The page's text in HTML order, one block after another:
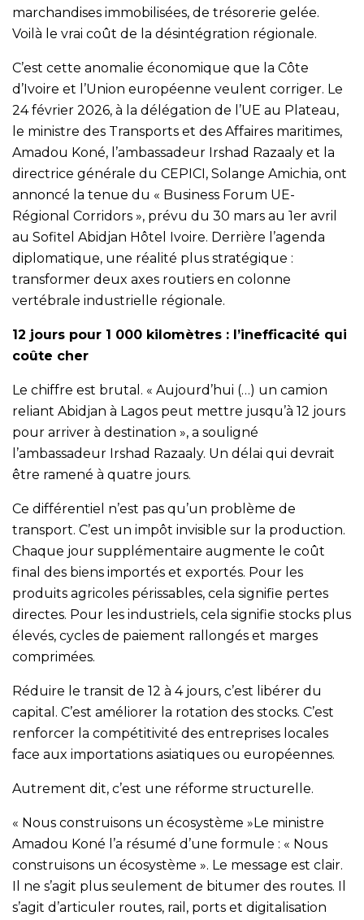
marchandises immobilisées, de trésorerie gelée.
Voilà le vrai coût de la désintégration régionale.
C’est cette anomalie économique que la Côte
d’Ivoire et l’Union européenne veulent corriger. Le
24 février 2026, à la délégation de l’UE au Plateau,
le ministre des Transports et des Affaires maritimes,
Amadou Koné, l’ambassadeur Irshad Razaaly et la
directrice générale du CEPICI, Solange Amichia, ont
annoncé la tenue du « Business Forum UE-
Régional Corridors », prévu du 30 mars au 1er avril
au Sofitel Abidjan Hôtel Ivoire. Derrière l’agenda
diplomatique, une réalité plus stratégique :
transformer deux axes routiers en colonne
vertébrale industrielle régionale.
12 jours pour 1 000 kilomètres : l’inefficacité qui
coûte cher
Le chiffre est brutal. « Aujourd’hui (…) un camion
reliant Abidjan à Lagos peut mettre jusqu’à 12 jours
pour arriver à destination », a souligné
l’ambassadeur Irshad Razaaly. Un délai qui devrait
être ramené à quatre jours.
Ce différentiel n’est pas qu’un problème de
transport. C’est un impôt invisible sur la production.
Chaque jour supplémentaire augmente le coût
final des biens importés et exportés. Pour les
produits agricoles périssables, cela signifie pertes
directes. Pour les industriels, cela signifie stocks plus
élevés, cycles de paiement rallongés et marges
comprimées.
Réduire le transit de 12 à 4 jours, c’est libérer du
capital. C’est améliorer la rotation des stocks. C’est
renforcer la compétitivité des entreprises locales
face aux importations asiatiques ou européennes.
Autrement dit, c’est une réforme structurelle.
« Nous construisons un écosystème »Le ministre
Amadou Koné l’a résumé d’une formule : « Nous
construisons un écosystème ». Le message est clair.
Il ne s’agit plus seulement de bitumer des routes. Il
s’agit d’articuler routes, rail, ports et digitalisation